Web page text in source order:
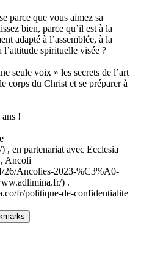
parce que vous aimez sa
bien, parce qu’il est à la
adapté à l’assemblée, à la
spirituelle visée ?
seule voix » les secrets de l’art
corps du Christ et se préparer à
!
en partenariat avec Ecclesia
Ancoli
26/Ancolies-2023-%C3%A0-
) .
fr/politique-de-confidentialite